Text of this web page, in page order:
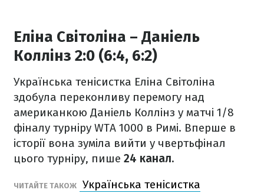
Еліна Світоліна – Даніель
Коллінз 2:0 (6:4, 6:2)
Українська тенісистка Еліна Світоліна
здобула переконливу перемогу над
американкою Даніель Коллінз у матчі 1/8
фіналу турніру WTA 1000 в Римі. Вперше в
історії вона зуміла вийти у чвертьфінал
цього турніру, пише 24 канал.
ЧИТАЙТЕ ТАКОЖ
Українська тенісистка